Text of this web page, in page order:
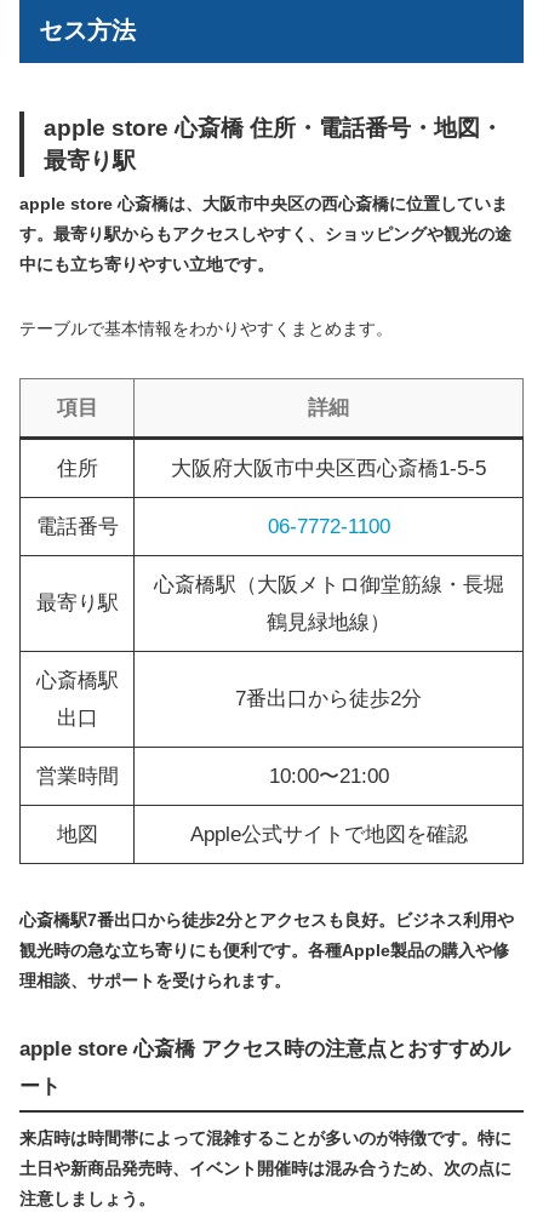
セス方法
apple store 心斎橋 住所・電話番号・地図・
最寄り駅
apple store 心斎橋は、大阪市中央区の西心斎橋に位置していま
す。最寄り駅からもアクセスしやすく、ショッピングや観光の途
中にも立ち寄りやすい立地です。
テーブルで基本情報をわかりやすくまとめます。
項目 詳細
住所 大阪府大阪市中央区西心斎橋1-5-5
電話番号 06-7772-1100
最寄り駅
心斎橋駅（大阪メトロ御堂筋線・長堀
鶴見緑地線）
心斎橋駅
出口
7番出口から徒歩2分
営業時間 10:00〜21:00
地図 Apple公式サイトで地図を確認
心斎橋駅7番出口から徒歩2分とアクセスも良好。ビジネス利用や
観光時の急な立ち寄りにも便利です。各種Apple製品の購入や修
理相談、サポートを受けられます。
apple store 心斎橋 アクセス時の注意点とおすすめル
ート
来店時は時間帯によって混雑することが多いのが特徴です。特に
土日や新商品発売時、イベント開催時は混み合うため、次の点に
注意しましょう。